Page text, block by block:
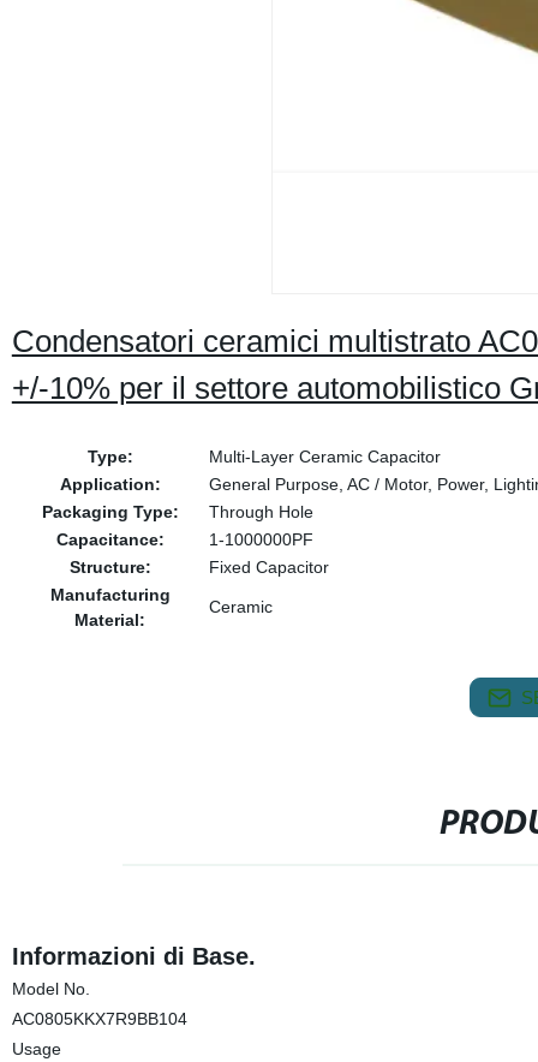
Condensatori ceramici multistrato
+/-10% per il settore automobilistico
Type:
Multi-Layer Ceramic Capacitor
Application:
General Purpose, AC / Motor, Power,
Packaging Type:
Through Hole
Capacitance:
1-1000000PF
Structure:
Fixed Capacitor
Manufacturing
Material:
Ceramic
Informazioni di Base.
Model No.
AC0805KKX7R9BB104
Usage